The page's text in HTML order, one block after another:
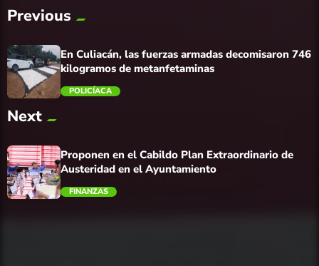
Previous
trending_flat
En Culiacán, las fuerzas armadas decomisaron 746
kilogramos de metanfetaminas
POLICÍACA
Next
Proponen en el Cabildo Plan Extraordinario de
Austeridad en el Ayuntamiento
FINANZAS